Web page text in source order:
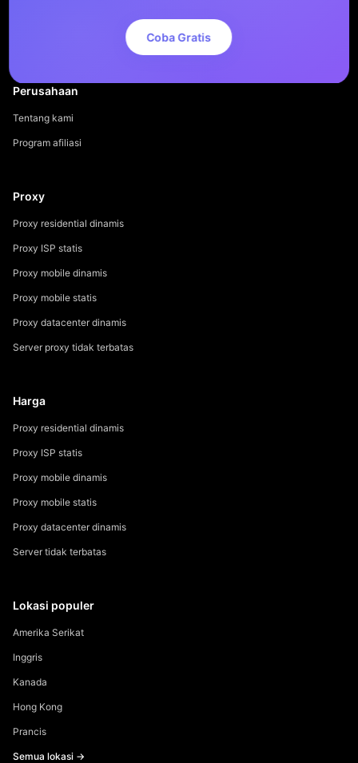
Coba Gratis
Perusahaan
Tentang kami
Program afiliasi
Proxy
Proxy residential dinamis
Proxy ISP statis
Proxy mobile dinamis
Proxy mobile statis
Proxy datacenter dinamis
Server proxy tidak terbatas
Harga
Proxy residential dinamis
Proxy ISP statis
Proxy mobile dinamis
Proxy mobile statis
Proxy datacenter dinamis
Server tidak terbatas
Lokasi populer
Amerika Serikat
Inggris
Kanada
Hong Kong
Prancis
Semua lokasi →